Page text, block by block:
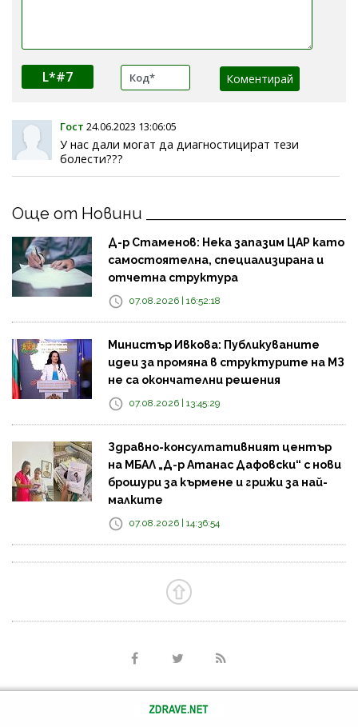
L*#7
Гост 24.06.2023 13:06:05
У нас дали могат да диагностицират тези
болести???
Още от Новини
Д-р Стаменов: Нека запазим ЦАР като
самостоятелна, специализирана и
отчетна структура
07.08.2026 | 16:52:18
Министър Ивкова: Публикуваните
идеи за промяна в структурите на МЗ
не са окончателни решения
07.08.2026 | 13:45:29
Здравно-консултативният център
на МБАЛ „Д-р Атанас Дафовски“ с нови
брошури за кърмене и грижи за най-
малките
07.08.2026 | 14:36:54